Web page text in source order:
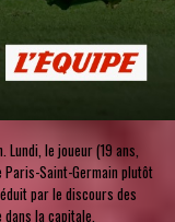
Lundi, le joueur (19 ans,
Saint-Germain plutôt
par le discours des
la capitale.